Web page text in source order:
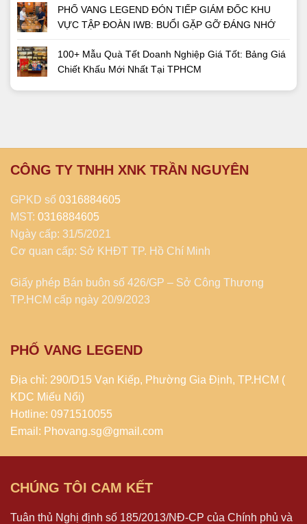
PHỐ VANG LEGEND ĐÓN TIẾP GIÁM ĐỐC KHU
VỰC TẬP ĐOÀN IWB: BUỔI GẶP GỠ ĐÁNG NHỚ
100+ Mẫu Quà Tết Doanh Nghiệp Giá Tốt: Bảng Giá
Chiết Khấu Mới Nhất Tại TPHCM
CÔNG TY TNHH XNK TRẦN NGUYÊN
GPKD số 0316884605
MST: 0316884605
Ngày cấp: 31/5/2021
Cơ quan cấp: Sở KHĐT TP. Hồ Chí Minh
Giấy phép Bán buôn số 426/GP – Sở Công Thương
TP.HCM cấp ngày 20/9/2023
PHỐ VANG LEGEND
Địa chỉ: 290/D15 Vạn Kiếp, Phường Gia Định, TP.HCM (
KDC Miếu Nổi)
Hotline: 0971510055
Email: Phovang.sg@gmail.com
CHÚNG TÔI CAM KẾT
Tuân thủ Nghị định số 185/2013/NĐ-CP của Chính phủ và